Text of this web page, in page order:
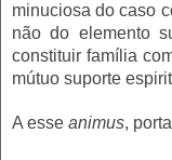
minuciosa do caso
não do elemento
constituir família
mútuo suporte
A esse animus,